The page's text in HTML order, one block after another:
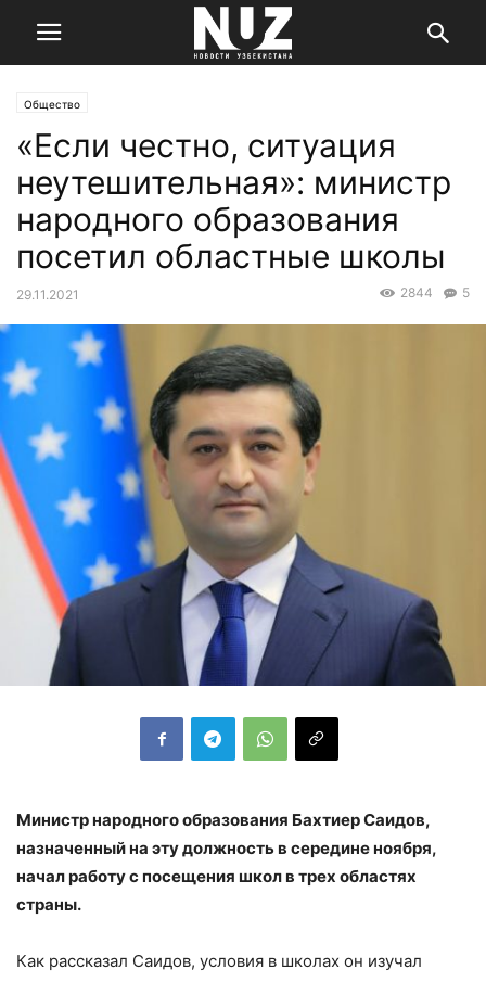
Общество
«Если честно, ситуация
неутешительная»: министр
народного образования
посетил областные школы
29.11.2021 5
2844
Министр народного образования Бахтиер Саидов,
назначенный на эту должность в середине ноября,
начал работу с посещения школ в трех областях
страны.
Как рассказал Саидов, условия в школах он изучал